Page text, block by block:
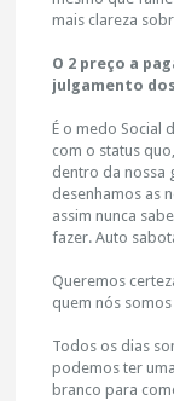
mais clareza
O 2 preço a
julgamento
É o medo Social
com o status
dentro da nossa
desenhamos as
assim nunca
fazer. Auto
Queremos
quem nós
Todos os dias
podemos ter
branco para